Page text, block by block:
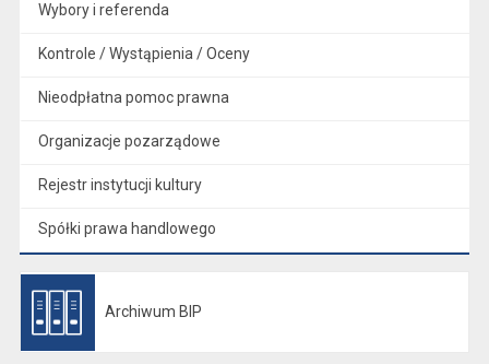
Wybory i referenda
Kontrole / Wystąpienia / Oceny
Nieodpłatna pomoc prawna
Organizacje pozarządowe
Rejestr instytucji kultury
Spółki prawa handlowego
Archiwum BIP